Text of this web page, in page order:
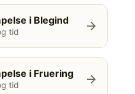
i Blegind
tid arrow_forward
i Fruering
tid arrow_forward